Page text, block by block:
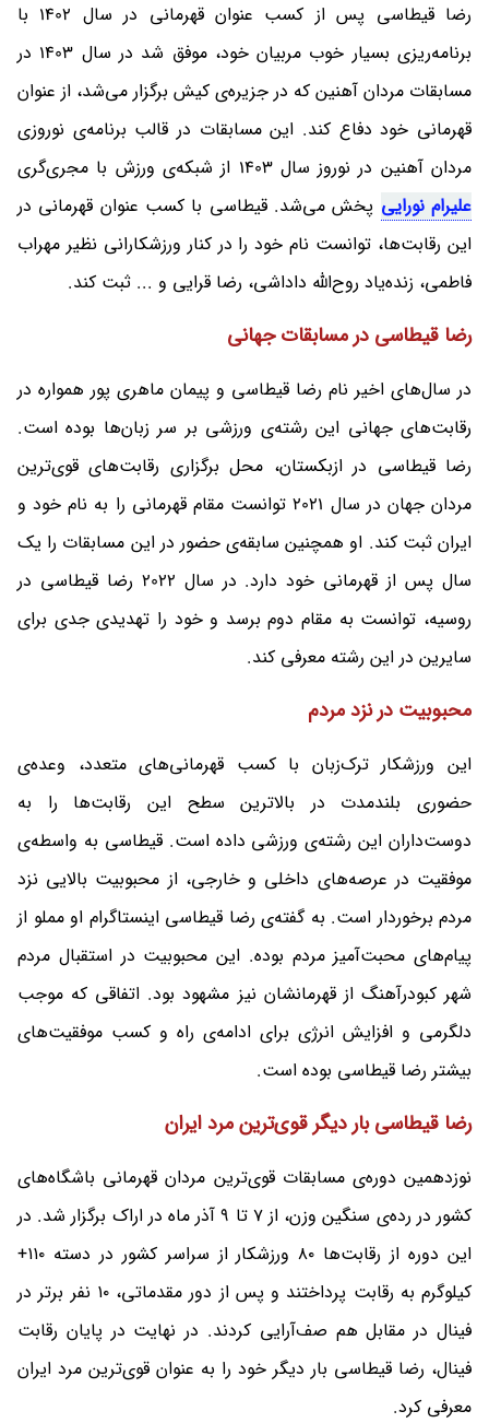
رضا قیطاسی پس از کسب عنوان قهرمانی در سال 1402 با
برنامه‌ریزی بسیار خوب مربیان خود، موفق شد در سال 1403 در
مسابقات مردان آهنین که در جزیره‌ی کیش برگزار می‌شد، از عنوان
قهرمانی خود دفاع کند. این مسابقات در قالب برنامه‌ی نوروزی
مردان آهنین در نوروز سال 1403 از شبکه‌ی ورزش با مجری‌گری
علیرام نورایی پخش می‌شد. قیطاسی با کسب عنوان قهرمانی در
این رقابت‌ها، توانست نام خود را در کنار ورزشکارانی نظیر مهراب
فاطمی، زنده‌یاد روح‌الله داداشی، رضا قرایی و ... ثبت کند.
رضا قیطاسی در مسابقات جهانی
در سال‌های اخیر نام رضا قیطاسی و پیمان ماهری پور همواره در
رقابت‌های جهانی این رشته‌ی ورزشی بر سر زبان‌ها بوده است.
رضا قیطاسی در ازبکستان، محل برگزاری رقابت‌های قوی‌ترین
مردان جهان در سال 2021 توانست مقام قهرمانی را به نام خود و
ایران ثبت کند. او همچنین سابقه‌ی حضور در این مسابقات را یک
سال پس از قهرمانی خود دارد. در سال 2022 رضا قیطاسی در
روسیه، توانست به مقام دوم برسد و خود را تهدیدی جدی برای
سایرین در این رشته معرفی کند.
محبوبیت در نزد مردم
این ورزشکار ترک‌زبان با کسب قهرمانی‌های متعدد، وعده‌ی
حضوری بلندمدت در بالاترین سطح این رقابت‌ها را به
دوست‌داران این رشته‌ی ورزشی داده است. قیطاسی به واسطه‌ی
موفقیت در عرصه‌های داخلی و خارجی، از محبوبیت بالایی نزد
مردم برخوردار است. به گفته‌ی رضا قیطاسی اینستاگرام او مملو از
پیام‌های محبت‌آمیز مردم بوده. این محبوبیت در استقبال مردم
شهر کبودرآهنگ از قهرمانشان نیز مشهود بود. اتفاقی که موجب
دلگرمی و افزایش انرژی برای ادامه‌ی راه و کسب موفقیت‌های
بیشتر رضا قیطاسی بوده است.
رضا قیطاسی بار دیگر قوی‌ترین مرد ایران
نوزدهمین دوره‌ی مسابقات قوی‌ترین مردان قهرمانی باشگاه‌های
کشور در رده‌ی سنگین وزن، از 7 تا 9 آذر ماه در اراک برگزار شد. در
این دوره از رقابت‌ها ۸۰ ورزشکار از سراسر کشور در دسته ۱۱۰+
کیلوگرم به رقابت پرداختند و پس از دور مقدماتی، ۱۰ نفر برتر در
فینال در مقابل هم صف‌آرایی کردند. در نهایت در پایان رقابت
فینال، رضا قیطاسی بار دیگر خود را به عنوان قوی‌ترین مرد ایران
معرفی کرد.